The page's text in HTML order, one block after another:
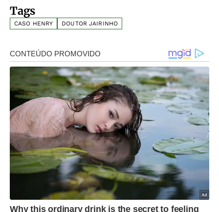
Tags
CASO HENRY DOUTOR JAIRINHO